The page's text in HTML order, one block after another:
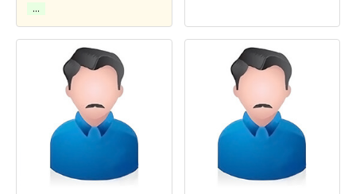
…